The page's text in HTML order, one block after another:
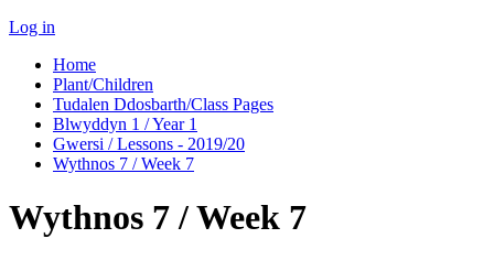
Log in
Home
Plant/Children
Tudalen Ddosbarth/Class Pages
Blwyddyn 1 / Year 1
Gwersi / Lessons - 2019/20
Wythnos 7 / Week 7
Wythnos 7 / Week 7